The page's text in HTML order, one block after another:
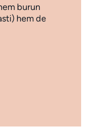
em burun
sti) hemde